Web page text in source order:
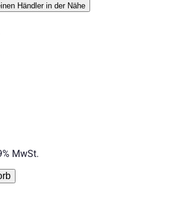
Händler in der Nähe
MwSt.